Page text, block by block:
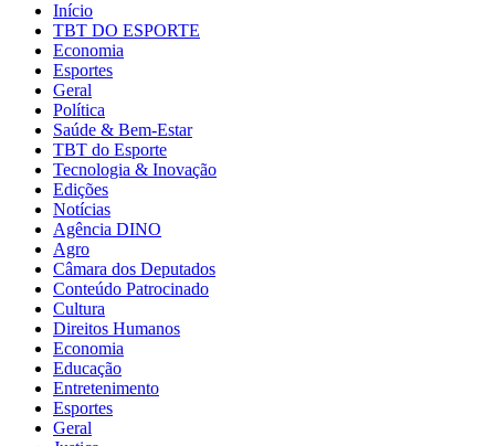
Início
TBT DO ESPORTE
Economia
Esportes
Geral
Política
Saúde & Bem-Estar
TBT do Esporte
Tecnologia & Inovação
Edições
Notícias
Agência DINO
Agro
Câmara dos Deputados
Conteúdo Patrocinado
Cultura
Direitos Humanos
Economia
Educação
Entretenimento
Esportes
Geral